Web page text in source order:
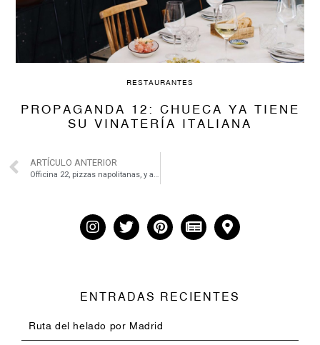
RESTAURANTES
PROPAGANDA 12: CHUECA YA TIENE
SU VINATERÍA ITALIANA
ARTÍCULO ANTERIOR
Officina 22, pizzas napolitanas, y al portafoglio, sin salir de La Latina
ENTRADAS RECIENTES
Ruta del helado por Madrid